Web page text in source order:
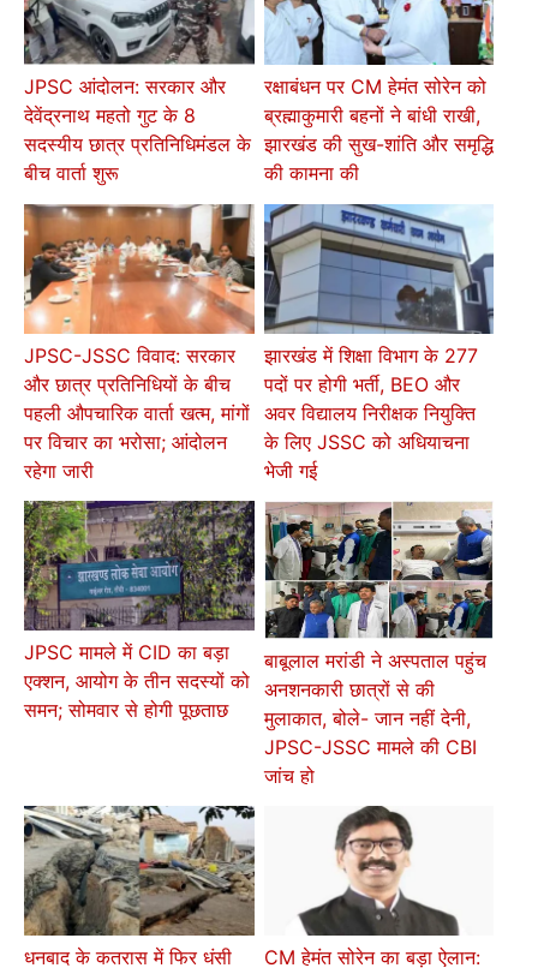
JPSC आंदोलन: सरकार और
देवेंद्रनाथ महतो गुट के 8
सदस्यीय छात्र प्रतिनिधिमंडल के
बीच वार्ता शुरू
रक्षाबंधन पर CM हेमंत सोरेन को
ब्रह्माकुमारी बहनों ने बांधी राखी,
झारखंड की सुख-शांति और समृद्धि
की कामना की
JPSC-JSSC विवाद: सरकार
और छात्र प्रतिनिधियों के बीच
पहली औपचारिक वार्ता खत्म, मांगों
पर विचार का भरोसा; आंदोलन
रहेगा जारी
झारखंड में शिक्षा विभाग के 277
पदों पर होगी भर्ती, BEO और
अवर विद्यालय निरीक्षक नियुक्ति
के लिए JSSC को अधियाचना
भेजी गई
JPSC मामले में CID का बड़ा
एक्शन, आयोग के तीन सदस्यों को
समन; सोमवार से होगी पूछताछ
बाबूलाल मरांडी ने अस्पताल पहुंच
अनशनकारी छात्रों से की
मुलाकात, बोले- जान नहीं देनी,
JPSC-JSSC मामले की CBI
जांच हो
धनबाद के कतरास में फिर धंसी
CM हेमंत सोरेन का बड़ा ऐलान: